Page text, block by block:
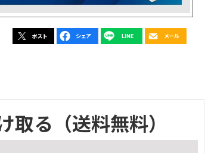
取る （送料無料）